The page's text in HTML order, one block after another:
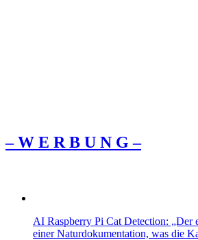
– W Ε R Β U Ν G –
AI Raspberry Pi Cat Detection: „Der
einer Naturdokumentation, was die